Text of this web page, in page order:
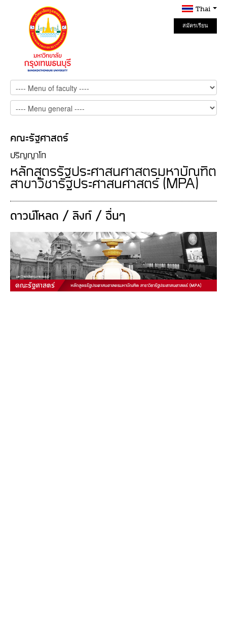
Thai
สมัครเรียน
Online
คณะรัฐศาสตร์
ปริญญาโท
หลักสูตรรัฐประศาสนศาสตรมหาบัณฑิต
สาขาวิชารัฐประศาสนศาสตร์ (MPA)
ดาวน์โหลด / ลิงก์ / อื่นๆ